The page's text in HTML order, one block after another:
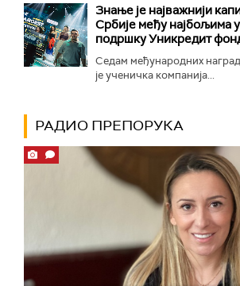
Знање је најважнији
Србије међу најбољима
подршку Уникредит
Седам међународних
је ученичка компанија...
РАДИО ПРЕПОРУКА